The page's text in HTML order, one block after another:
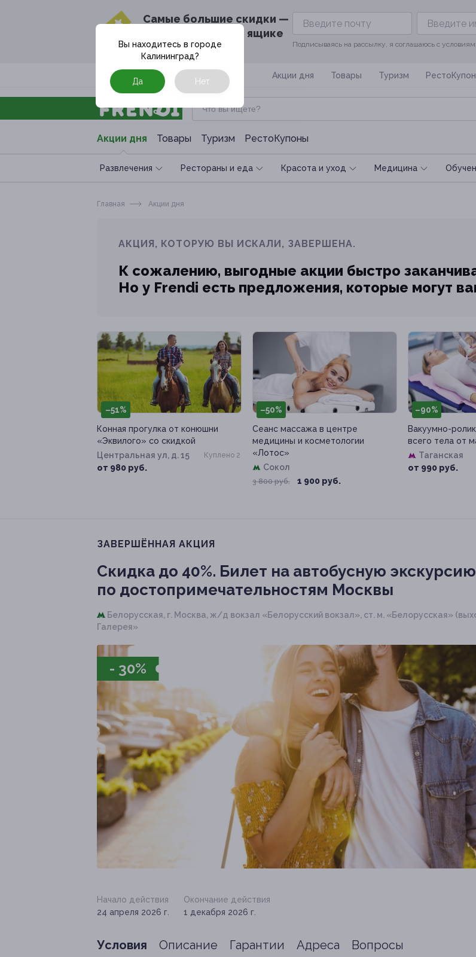
Cамые большие скидки —
в твоём почтовом ящике
Подписываясь на рассылку, я соглашаюсь с
Москва Акции дня Товары Туризм
Акции дня Товары Туризм РестоКупоны
Развлечения Рестораны и еда Красота и уход Медицина
Вы находитесь в городе
Калининград?
Да Нет
Главная Акции дня
АКЦИЯ, КОТОРУЮ ВЫ ИСКАЛИ, ЗАВЕРШЕНА.
К сожалению, выгодные акции быстро
Но у Frendi есть предложения, которые могут
–51%
Конная прогулка от конюшни
«Эквилого» со скидкой
Центральная ул, д. 15
от 980 руб.
Куплено 2
–50%
Сеанс массажа в центре
медицины и косметологии
«Лотос»
Сокол
3 800 руб. 1 900 руб.
–90%
Вакуумно-
всего тела от
Таганская
от 990 руб.
ЗАВЕРШЁННАЯ АКЦИЯ
Скидка до 40%. Билет на автобусную экскурсию
по достопримечательностям Москвы
Белорусская, г. Москва, ж/д вокзал «Белорусский вокзал», ст. м. «Белорусская»
Галерея»
- 30%
Начало действия
24 апреля 2026 г.
Окончание действия
1 декабря 2026 г.
Условия Описание Гарантии Адреса Вопросы